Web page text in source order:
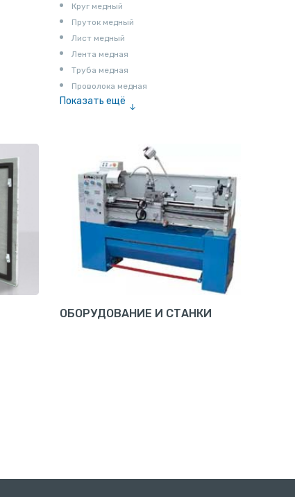
Круг медный
Пруток медный
Лист медный
Лента медная
Труба медная
Проволока медная
Показать ещё
ОБОРУДОВАНИЕ И СТАНКИ